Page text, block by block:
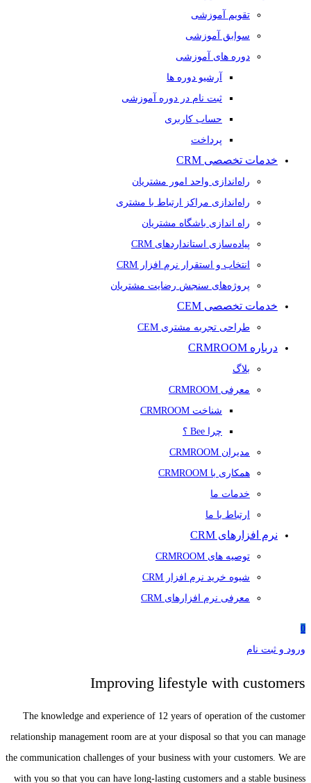
تقویم آموزشی
سوابق آموزشی
دوره های آموزشی
آرشیو دوره ها
ثبت نام در دوره آموزشی
حساب کاربری
پرداخت
خدمات تخصصی CRM
راه‌اندازی واحد امور مشتریان
راه‌اندازی مراکز ارتباط با مشتری
راه اندازی باشگاه مشتریان
پیاده‌سازی استانداردهای CRM
انتخاب و استقرار نرم افزار CRM
پروژه‌های سنجش رضایت مشتریان
خدمات تخصصی CEM
طراحی تجربه مشتری CEM
درباره CRMROOM
بلاگ
معرفی CRMROOM
شناخت CRMROOM
چرا Bee ؟
مدیران CRMROOM
همکاری با CRMROOM
خدمات ما
ارتباط با ما
نرم افزارهای CRM
توصیه های CRMROOM
شیوه خرید نرم افزار CRM
معرفی نرم افزارهای CRM
0
ورود و ثبت نام
Improving lifestyle with customers
The knowledge and experience of 12 years of operation of the customer
relationship management room are at your disposal so that you can manage
the communication challenges of your business with your customers. We are
with you so that you can have long-lasting customers and a stable business